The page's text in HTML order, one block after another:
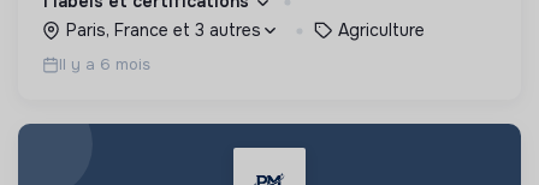
Paris, France et 3 autres
Agriculture
Il y a 6 mois